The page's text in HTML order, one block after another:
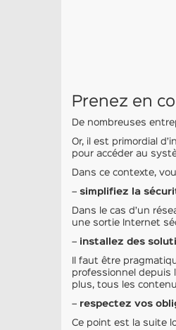
Prenez en
De nombreuses
Or, il est primordial
pour accéder au
Dans ce contexte,
– simplifiez la
Dans le cas d’un
une sortie Internet
– installez des
Il faut être
professionnel depuis
plus, tous les
– respectez vos
Ce point est la suite